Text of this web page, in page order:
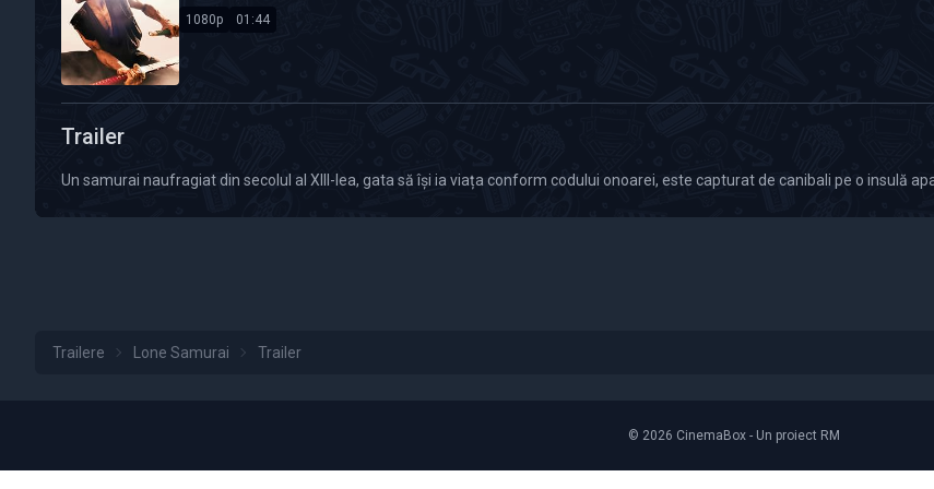
1080p
Calitate Video: HD 1080p
01:44
Durată: 01:44
Trailer
Un samurai naufragiat din secolul al XIII-lea, gata să își ia viața conform codului onoarei, este capturat de canibali pe o insulă
Trailere Lone Samurai Trailer
© 2026 CinemaBox - Un proiect RM